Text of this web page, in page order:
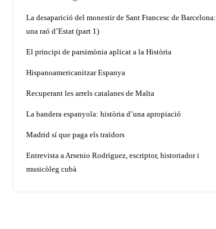
La desaparició del monestir de Sant Francesc de Barcelona:
una raó d’Estat (part 1)
El principi de parsimònia aplicat a la Història
Hispanoamericanitzar Espanya
Recuperant les arrels catalanes de Malta
La bandera espanyola: història d’una apropiació
Madrid sí que paga els traïdors
Entrevista a Arsenio Rodríguez, escriptor, historiador i
musicòleg cubà